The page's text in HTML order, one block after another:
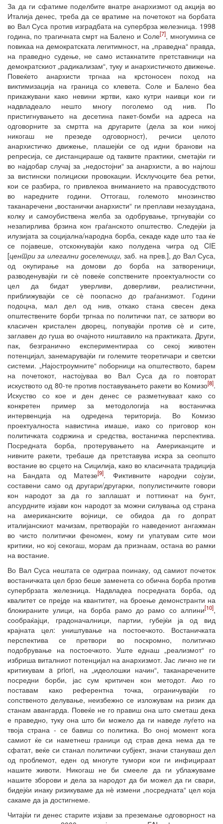
За да ги сфатиме поделбите внатре анархизмот од акција во
Италија денес, треба да се вратиме на почетокот на борбата
во Вал Суса против изградбата на супербрза железница. 1998
година, по трагичната смрт на Балено и Соле[7], многумина се
повикаа на демократската легитимност, на „праведна“ правда,
на праведно судење, не само истакнатите претставници на
демократскиот „радикализам“, туку и анархистичкото движење.
Повеќето анархисти тргнаа на крстоносен поход на
виктимизација на граница со клевета. Соле и Балено беа
прикажувани како невини жртви, како кутри наивци кои ги
надвладеало нешто многу поголемо од нив. По
пристигнувањето на десетина пакет-бомби на адреса на
одговорните за смртта на другарите (дела за кои никој
никогаш не презеде одговорност), речиси целото
анархистичко движење, плашејќи се од идни бранови на
репресија, се дистанцираше од таквите практики, сметајќи ги
во најдобар случај за „недостојни“ за анархисти, а во најлош
за вистински полициски провокации. Исклучоците беа ретки,
кои се разбира, го привлекоа вниманието на правосудството
во наредните години. Оттогаш, големото мнозинство
таканаречени „востанички анархисти“ ги преплави незауздана,
колку и самоубиствена желба за одобрување, тргнувајќи со
незапирлива брзина кон граѓанското општество. Следејќи ја
илузијата за социјална/народна борба, секаде каде што таа ќе
се појавеше, отскокнувајќи како полудена чигра од CIE
[центри за илегални доселеници, заб. на прев.], до Вал Суса,
од окупирање на домови до борба на затвореници,
разводенувајќи ги сѐ повеќе сопствените проектуалности со
цел да бидат уверливи, доверливи, реалистични,
приближувајќи се сѐ поопасно до граѓанизмот. Години
подоцна, мал дел од нив, откако стана свесен дека
општествените борби тргнаа по политички пат, се затвори во
класичен кристален дворец, попувајќи против сѐ и сите,
заглавен до гуша во очајното ништавило на практиката. Други,
пак, безгранично експериментираа со секој животен
потенцијал, занемарувајќи ги големите теоретичари и светски
системи. „Најостроумните“ поборници на општеството, барем
на почетокот, настојуваа во Вал Суса да го повторат
искуството од 80-те против поставувањето ракети во Комизо[8].
Искуство со кое и ден денес се разметнуваат како со
конкретен пример за методологија на востаничка
интервенција на одредена територија. Во Комизо
проектуалноста навистина имаше, иако со приговор кон
политичката содржина и средства, востаничка перспектива.
Посредната борба, протерувањето на Американците и
нивните ракети, требаше да претставува искра за сеопшто
востание во срцето на Сицилија, како во класичната традиција
на Бандата од Матезе[9]. Фиктивните народни сојузи,
составени само од другари/другарки, популистичките говори
кон народот за да го заплашат и поттикнат на бунт,
апсурдните изјави кон народот за можни силувања од страна
на американските војници, се обидоа да го допрат
италијанскиот мачизам, претворајќи го наведениот ангажман
во чисто политички феномен, кому ги упатувам сите мои
критики, но кој секогаш, морам да признаам, остана во рамки
на востание.
Во Вал Суса нештата се одиграа поинаку, од самиот почеток
востаничката цел брзо беше заменета со обична борба против
супербрзата железница. Надвладеа посредната борба, од
квалитет се прејде на квантитет, на броење демонстранти на
блокираните улици, на борба рамо до рамо со алпини[10],
сообраќајци, градоначалници, партии, губејќи ја од вид
крајната цел: уништување на постоечкото. Востаничката
перспектива се претвори во поскромно, политичко
подобрување на постоечкото. Уште еднаш „реализмот“ го
избриша виталниот потенцијал на анархизмот. Јас лично не ги
критикувам a priori, на „идеолошки начин“, таканаречените
посредни борби, јас сум критичен кон методот. Ако го
поставам како референтна точка, ограничувајќи го
сопственото делување, неизбежно се изложувам на ризик да
станам авангарда. Повеќе не го правиш она што сметаш дека
е праведно, туку она што би можело да ги наведе луѓето на
твоја страна - се бавиш со политика. Во оној момент кога
самиот ќе си наметнеш граници од страв дека нема да те
сфатат, веќе си станал политички субјект, значи стануваш дел
од проблемот, еден од многуте тумори кои ги инфицираат
нашите животи. Никогаш не би смееле да ги ублажуваме
нашите зборови и дела за народот да би можел да ги свари,
бидејќи инаку ризикуваме да нѐ измени „посредната“ цел која
сакаме да ја достигнеме.
Читајќи ги денес старите изјави за преземање одговорност на